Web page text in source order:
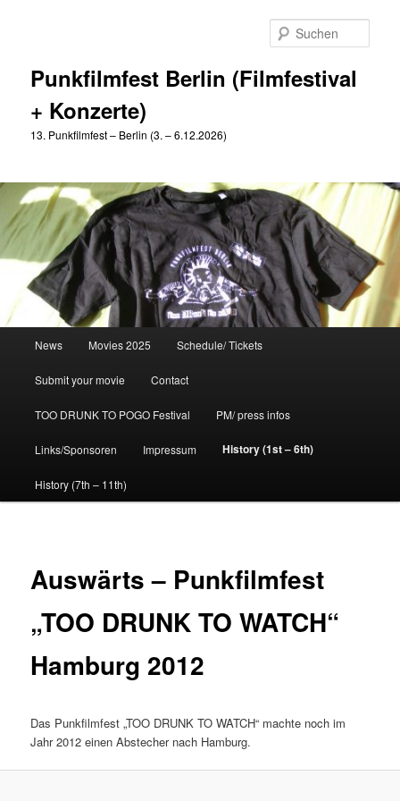
Punkfilmfest Berlin (Filmfestival
+ Konzerte)
13. Punkfilmfest – Berlin (3. – 6.12.2026)
News Movies 2025 Schedule/ Tickets
Submit your movie Contact
TOO DRUNK TO POGO Festival PM/ press infos
Links/Sponsoren Impressum History (1st – 6th)
History (7th – 11th)
Auswärts – Punkfilmfest
„TOO DRUNK TO WATCH“
Hamburg 2012
Das Punkfilmfest „TOO DRUNK TO WATCH“ machte noch im
Jahr 2012 einen Abstecher nach Hamburg.